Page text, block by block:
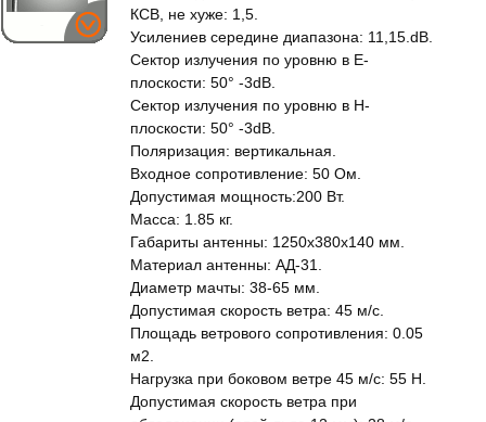
КСВ, не хуже: 1,5.
Усилениев середине диапазона: 11,15.dB.
Сектор излучения по уровню в Е-
плоскости: 50° -3dB.
Сектор излучения по уровню в Н-
плоскости: 50° -3dB.
Поляризация: вертикальная.
Входное сопротивление: 50 Ом.
Допустимая мощность:200 Вт.
Масса: 1.85 кг.
Габариты антенны: 1250х380х140 мм.
Материал антенны: АД-31.
Диаметр мачты: 38-65 мм.
Допустимая скорость ветра: 45 м/c.
Площадь ветрового сопротивления: 0.05
м2.
Нагрузка при боковом ветре 45 м/c: 55 Н.
Допустимая скорость ветра при